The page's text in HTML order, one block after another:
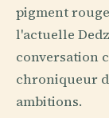
pigment
l'actuelle
conversation
chroniqueur
ambitions.